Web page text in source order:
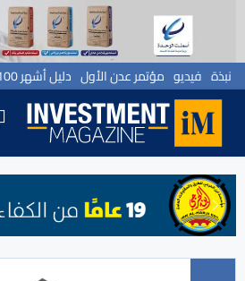
نبذة فيديو مؤتمر عدن الأول دليل أشهر 100 علامة تجارية